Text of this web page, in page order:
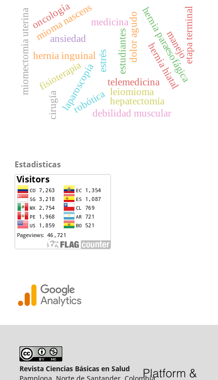
ansiedad
estrés estudiantes
medicina
hernia hiatal
hernia paraesofágica
manejo
hernia inguinal
telemedicina
laparoscopia leiomioma
mioma nascens
miomectomia uterina fisioterapia
etapa terminal
robótica hepatectomía
cirugía
oncología dolor agudo
debilidad muscular
Estadisticas
Revista Ciencias Básicas en Salud